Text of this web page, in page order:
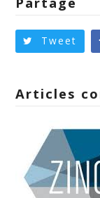
Tweet
Articles